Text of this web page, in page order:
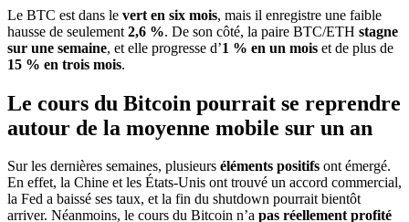
Le BTC est dans le vert en six mois, mais il enregistre une faible
hausse de seulement 2,6 %. De son côté, la paire BTC/ETH stagne
sur une semaine, et elle progresse d’1 % en un mois et de plus de
15 % en trois mois.
Le cours du Bitcoin pourrait se reprendre
autour de la moyenne mobile sur un an
Sur les dernières semaines, plusieurs éléments positifs ont émergé.
En effet, la Chine et les États-Unis ont trouvé un accord commercial,
la Fed a baissé ses taux, et la fin du shutdown pourrait bientôt
arriver. Néanmoins, le cours du Bitcoin n’a pas réellement profité